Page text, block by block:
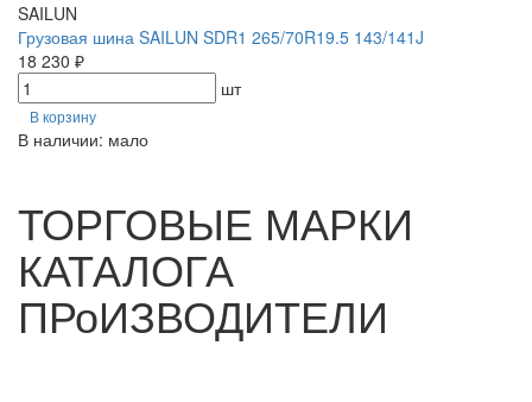
SAILUN
Грузовая шина SAILUN SDR1 265/70R19.5 143/141J
18 230 ₽
шт
В корзину
В наличии: мало
ТОРГОВЫЕ МАРКИ
КАТАЛОГА
ПРоИЗВОДИТЕЛИ